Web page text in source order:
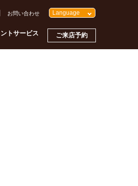
トサービス ご来店予約
お問い合わせ Language